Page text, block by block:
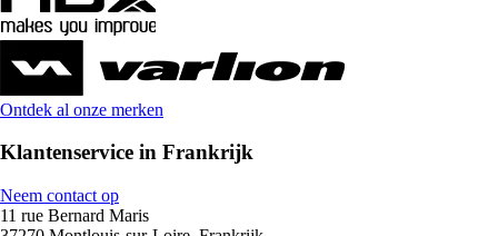
Ontdek al onze merken
Klantenservice in Frankrijk
Neem contact op
11 rue Bernard Maris